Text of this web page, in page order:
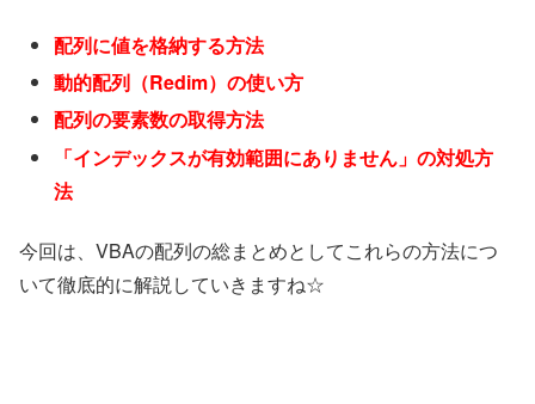
配列に値を格納する方法
動的配列（Redim）の使い方
配列の要素数の取得方法
「インデックスが有効範囲にありません」の対処方
法
今回は、VBAの配列の総まとめとしてこれらの方法につ
いて徹底的に解説していきますね☆